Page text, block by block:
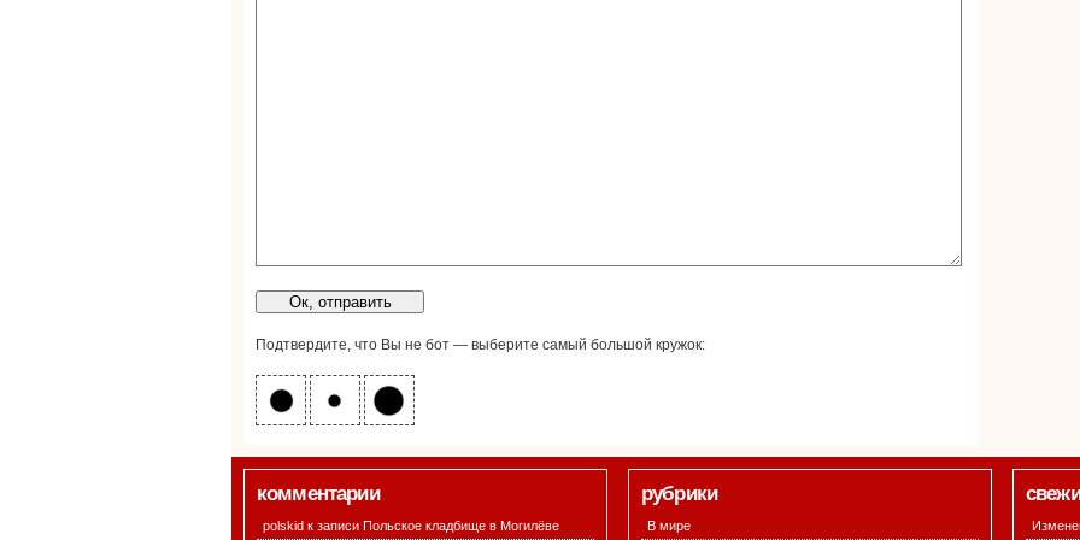
Подтвердите, что Вы не бот — выберите самый большой кружок:
комментарии
polskid к записи Польское кладбище в Могилёве
рубрики
В мире